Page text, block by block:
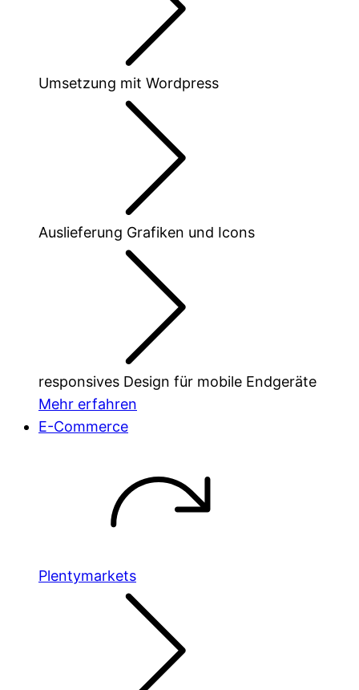
Umsetzung mit Wordpress
Auslieferung Grafiken und Icons
responsives Design für mobile Endgeräte
Mehr erfahren
E-Commerce
Plentymarkets